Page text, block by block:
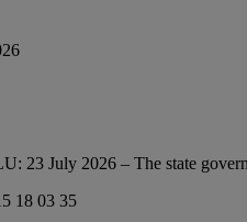
23 July 2026 – The state